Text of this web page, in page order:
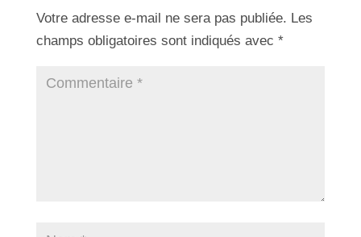
Votre adresse e-mail ne sera pas publiée. Les
champs obligatoires sont indiqués avec *